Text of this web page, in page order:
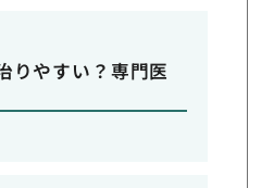
りやすい？専門医